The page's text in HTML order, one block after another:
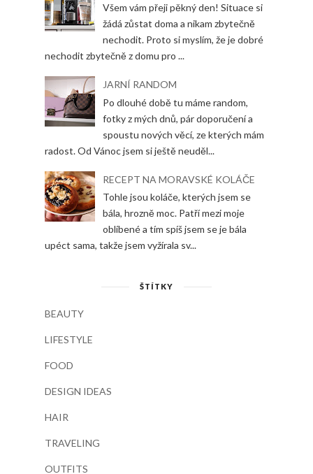
Všem vám přeji pěkný den! Situace si
žádá zůstat doma a nikam zbytečně
nechodit. Proto si myslím, že je dobré
nechodit zbytečně z domu pro ...
JARNÍ RANDOM
Po dlouhé době tu máme random,
fotky z mých dnů, pár doporučení a
spoustu nových věcí, ze kterých mám
radost. Od Vánoc jsem si ještě neuděl...
RECEPT NA MORAVSKÉ KOLÁČE
Tohle jsou koláče, kterých jsem se
bála, hrozně moc. Patří mezi moje
oblíbené a tím spíš jsem se je bála
upéct sama, takže jsem vyžírala sv...
ŠTÍTKY
BEAUTY
LIFESTYLE
FOOD
DESIGN IDEAS
HAIR
TRAVELING
OUTFITS